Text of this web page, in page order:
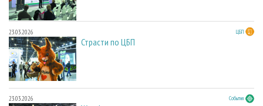
23.03.2026 ЦБП
Страсти по ЦБП
23.03.2026 События